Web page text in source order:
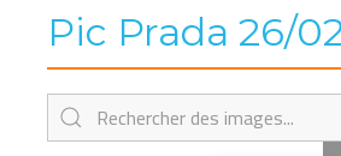
Pic Prada 26/